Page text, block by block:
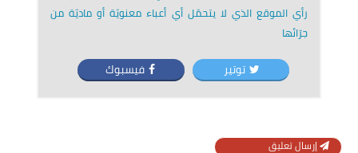
رأي الموقع الذي لا يتحمّل أي أعباء معنويّة أو ماديّة من
جرّائها
توتير فيسبوك
إرسال تعليق